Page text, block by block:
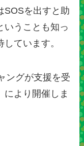
SOSを出すと助
いうことも知っ
ています。
ングが支援を受
により開催しま